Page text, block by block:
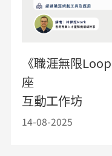
《職涯無限
座
互動工作坊
14-08-2025